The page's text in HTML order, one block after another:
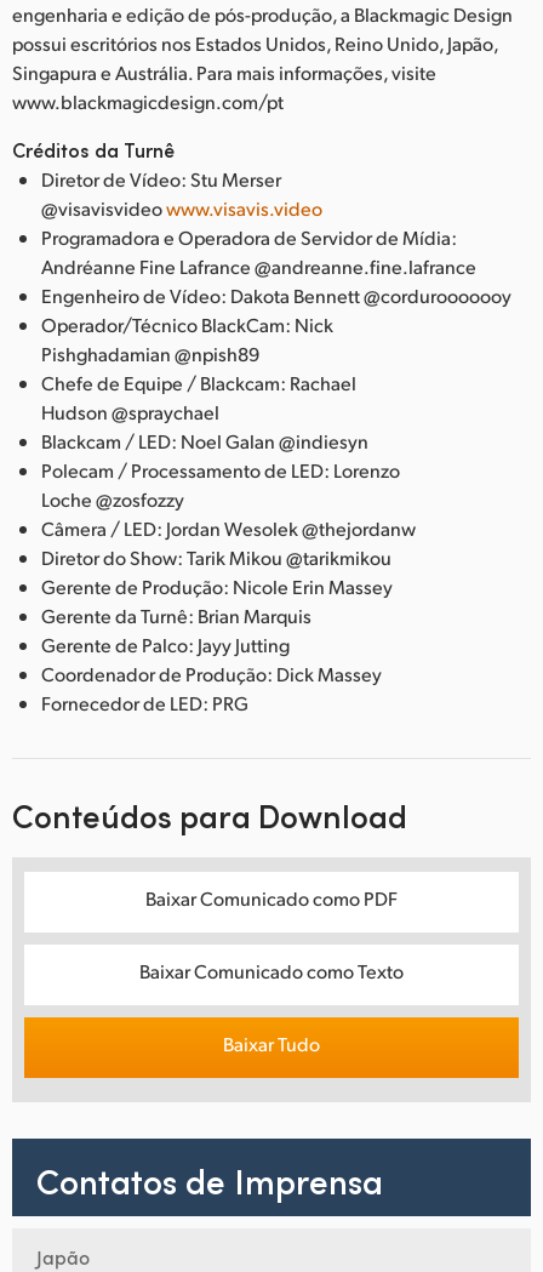
engenharia e edição de pós-produção, a Blackmagic Design
possui escritórios nos Estados Unidos, Reino Unido, Japão,
Singapura e Austrália. Para mais informações, visite
www.blackmagicdesign.com/pt
Créditos da Turnê
Diretor de Vídeo: Stu Merser
@visavisvideowww.visavis.video
Programadora e Operadora de Servidor de Mídia:
Andréanne Fine Lafrance @andreanne.fine.lafrance
Engenheiro de Vídeo: Dakota Bennett @cordurooooooy
Operador/Técnico BlackCam: Nick
Pishghadamian @npish89
Chefe de Equipe / Blackcam: Rachael
Hudson @spraychael
Blackcam / LED: Noel Galan @indiesyn
Polecam / Processamento de LED: Lorenzo
Loche @zosfozzy
Câmera / LED: Jordan Wesolek @thejordanw
Diretor do Show: Tarik Mikou @tarikmikou
Gerente de Produção: Nicole Erin Massey
Gerente da Turnê: Brian Marquis
Gerente de Palco: Jayy Jutting
Coordenador de Produção: Dick Massey
Fornecedor de LED: PRG
Conteúdos para Download
Baixar Comunicado como PDF
Baixar Comunicado como Texto
Baixar Tudo
Contatos de Imprensa
Japão